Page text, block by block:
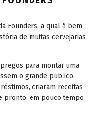
Founders, a qual é bem
de muitas cervejarias
para montar uma
o grande público.
criaram receitas
pronto: em pouco tempo